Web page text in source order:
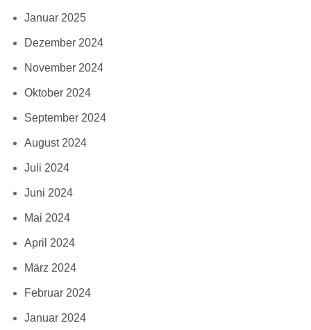
Januar 2025
Dezember 2024
November 2024
Oktober 2024
September 2024
August 2024
Juli 2024
Juni 2024
Mai 2024
April 2024
März 2024
Februar 2024
Januar 2024